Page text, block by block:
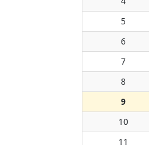
5
6
7
8
9
10
11